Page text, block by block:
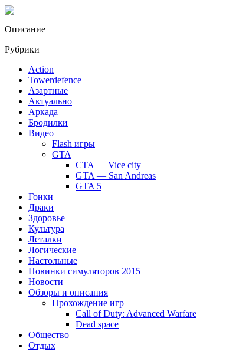
Описание
Рубрики
Action
Towerdefence
Азартные
Актуально
Аркада
Бродилки
Видео
Flash игры
GTA
CTA — Vice city
GTA — San Andreas
GTA 5
Гонки
Драки
Здоровье
Культура
Леталки
Логические
Настольные
Новинки симуляторов 2015
Новости
Обзоры и описания
Прохождение игр
Call of Duty: Advanced Warfare
Dead space
Общество
Отдых